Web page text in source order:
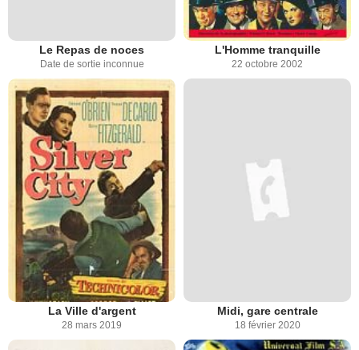
Le Repas de noces
Date de sortie inconnue
L'Homme tranquille
22 octobre 2002
La Ville d'argent
28 mars 2019
Midi, gare centrale
18 février 2020